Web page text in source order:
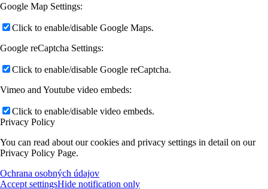
Google Map Settings:
Click to enable/disable Google Maps.
Google reCaptcha Settings:
Click to enable/disable Google reCaptcha.
Vimeo and Youtube video embeds:
Click to enable/disable video embeds.
Privacy Policy
You can read about our cookies and privacy settings in detail on our
Privacy Policy Page.
Ochrana osobných údajov
Accept settingsHide notification only